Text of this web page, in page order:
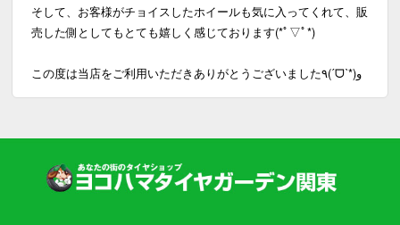
そして、お客様がチョイスしたホイールも気に入ってくれて、販
売した側としてもとても嬉しく感じております(*ﾟ▽ﾟ*)
この度は当店をご利用いただきありがとうございました٩(ˊᗜˋ*)و